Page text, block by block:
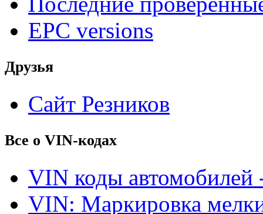
EPC versions
Друзья
Сайт Резников
Все о VIN-кодах
VIN коды автомобилей
VIN: Маркировка